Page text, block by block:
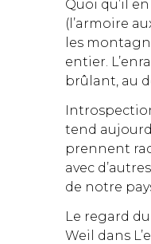
Quoi qu’il
(l’armoire
les
entier.
brûlant, au
tend
prennent
avec
de notre
Le regard
Weil dans